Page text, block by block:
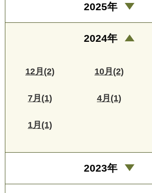
2025年
2024年
12月(2) 10月(2)
7月(1) 4月(1)
1月(1)
2023年